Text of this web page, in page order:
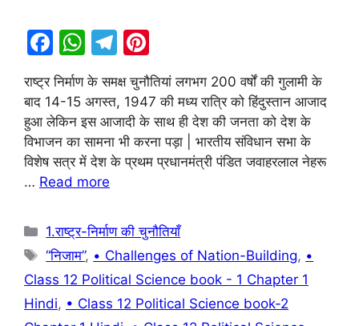
F
a
c
e
b
o
o
k
W
h
at
s
A
p
p
T
e
gr
a
m
nt
er
e
st
राष्ट्र निर्माण के समक्ष चुनौतियां लगभग 200 वर्षों की गुलामी के
बाद 14-15 अगस्त, 1947 की मध्य रात्रि को हिंदुस्तान आजाद
हुआ लेकिन इस आजादी के साथ ही देश की जनता को देश के
विभाजन का सामना भी करना पड़ा | भारतीय संविधान सभा के
विशेष सत्र में देश के प्रथम प्रधानमंत्री पंडित जवाहरलाल नेहरू
… Read more
Categories
1.राष्ट्र-निर्माण की चुनौतियाँ
Tags
“निजाम”, • Challenges of Nation-Building, •
Class 12 Political Science book - 1 Chapter 1
Hindi, • Class 12 Political Science book-2